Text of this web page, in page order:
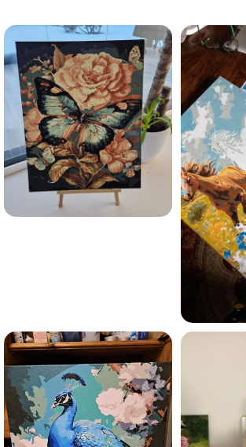
Esmu iepazinies ar GleznoPats.lv
piekrītu tai
GleznoPats.lvPrivātuma politika
SAŅEMT -10%